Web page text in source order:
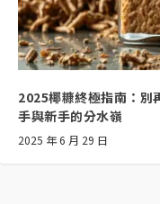
2025椰糠終極指南：別
手與新手的分水嶺
2025 年 6 月 29 日